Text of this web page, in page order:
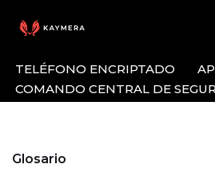
al
TELÉFONO ENCRIPTADO
COMANDO CENTRAL DE
Glosario